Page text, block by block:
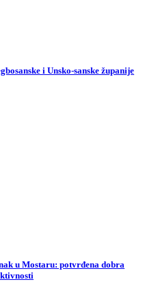
i Unsko-sanske županije
u Mostaru: potvrđena dobra